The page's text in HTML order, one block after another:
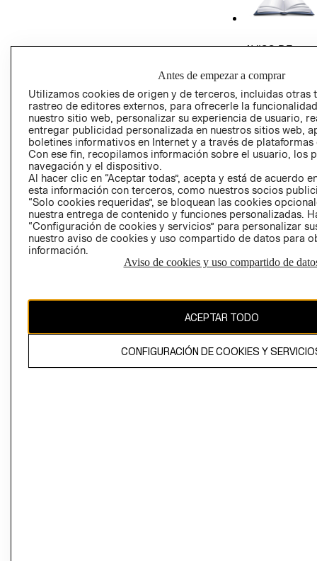
AVISO DE
GIFT CARD
AVISO DE
Perú (S/)
CAMBIAR REGIÓN
propiedad de H&M Hennes & Mauritz AB
Antes de empezar a comprar
Utilizamos cookies de origen y de terceros, incluidas otras
rastreo de editores externos, para ofrecerle la
nuestro sitio web, personalizar su experiencia de usuario,
entregar publicidad personalizada en nuestros sitios web,
boletines informativos en Internet y a través de plataformas
Con ese fin, recopilamos información sobre el usuario, los
navegación y el dispositivo.
Al hacer clic en “Aceptar todas”, acepta y está de acuerdo
esta información con terceros, como nuestros socios
“Solo cookies requeridas”, se bloquean las cookies
nuestra entrega de contenido y funciones personalizadas.
“Configuración de cookies y servicios” para personalizar
nuestro aviso de cookies y uso compartido de datos para
información.
Aviso de cookies y uso compartido de
ACEPTAR TODO
CONFIGURACIÓN DE COOKIES Y